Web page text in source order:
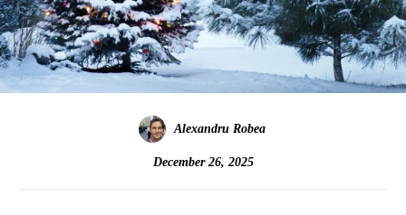
Alexandru Robea
December 26, 2025